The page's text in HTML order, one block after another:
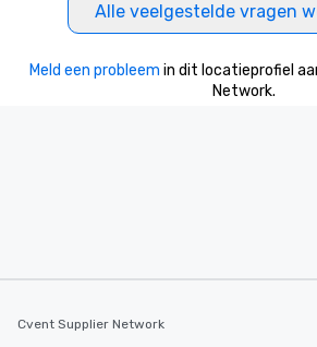
Alle veelgestelde vragen
Meld een probleem in dit locatieprofiel
Network.
Cvent Supplier Network